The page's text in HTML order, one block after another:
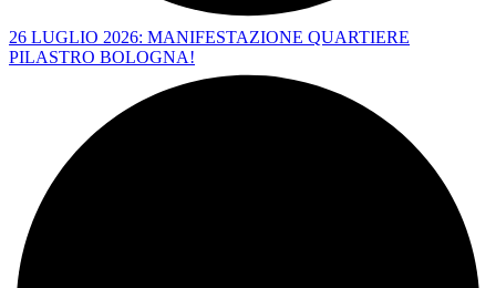
26 LUGLIO 2026: MANIFESTAZIONE QUARTIERE
PILASTRO BOLOGNA!